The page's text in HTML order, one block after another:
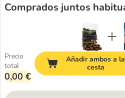
Comprados juntos
Precio
total
0,00 €
Añadir ambos a la
cesta